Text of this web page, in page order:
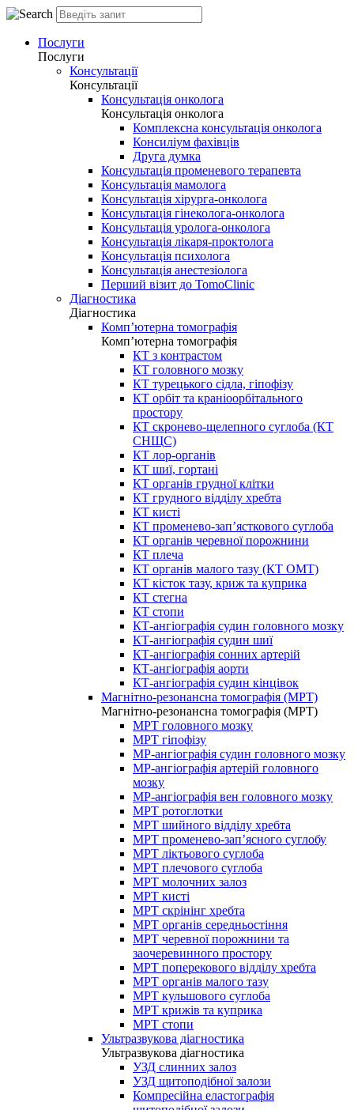
Послуги
Послуги
Консультації
Консультації
Консультація онколога
Консультація онколога
Комплексна консультація онколога
Консиліум фахівців
Друга думка
Консультація променевого терапевта
Консультація мамолога
Консультація хірурга-онколога
Консультація гінеколога-онколога
Консультація уролога-онколога
Консультація лікаря-проктолога
Консультація психолога
Консультація анестезіолога
Перший візит до TomoClinic
Діагностика
Діагностика
Комп’ютерна томографія
Комп’ютерна томографія
КТ з контрастом
КТ головного мозку
КТ турецького сідла, гіпофізу
КТ орбіт та краніоорбітального
простору
КТ скронево-щелепного суглоба (КТ
СНЩС)
КТ лор-органів
КТ шиї, гортані
КТ органів грудної клітки
КТ грудного відділу хребта
КТ кисті
КТ променево-зап’ясткового суглоба
КТ органів черевної порожнини
КТ плеча
КТ органів малого тазу (КТ ОМТ)
КТ кісток тазу, криж та куприка
КТ стегна
КТ стопи
КТ-ангіографія судин головного мозку
КТ-ангіографія судин шиї
КТ-ангіографія сонних артерій
КТ-ангіографія аорти
КТ-ангіографія судин кінцівок
Магнітно-резонансна томографія (МРТ)
Магнітно-резонансна томографія (МРТ)
МРТ головного мозку
МРТ гіпофізу
МР-ангіографія судин головного мозку
МР-ангіографія артерій головного
мозку
МР-ангіографія вен головного мозку
МРТ ротоглотки
МРТ шийного відділу хребта
МРТ променево-зап’ясного суглобу
МРТ ліктьового суглоба
МРТ плечового суглоба
МРТ молочних залоз
МРТ кисті
МРТ скрінінг хребта
МРТ органів середньостіння
МРТ черевної порожнини та
заочеревинного простору
МРТ поперекового відділу хребта
МРТ органів малого тазу
МРТ кульшового суглоба
МРТ крижів та куприка
МРТ стопи
Ультразвукова діагностика
Ультразвукова діагностика
УЗД слинних залоз
УЗД щитоподібної залози
Компресійна еластографія